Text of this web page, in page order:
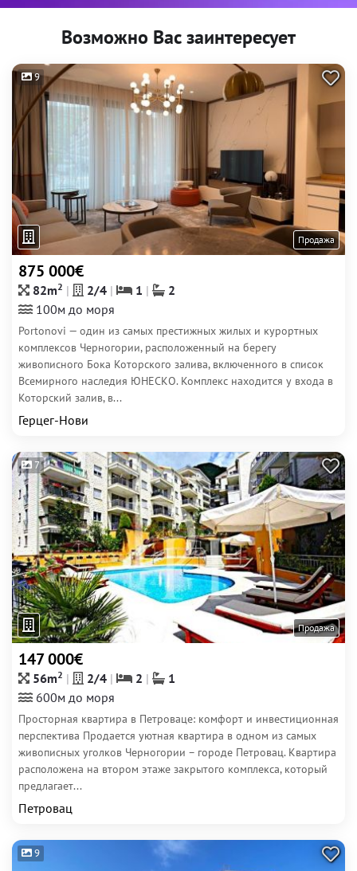
Возможно Вас заинтересует
9
Продажа
875 000€
82m2 2/4 1
2
100м до моря
Portonovi — один из самых престижных жилых и курортных
комплексов Черногории, расположенный на берегу
живописного Бока Которского залива, включенного в список
Всемирного наследия ЮНЕСКО. Комплекс находится у входа в
Которский залив, в...
Герцег-Нови
7
Продажа
147 000€
56m2 2/4 2
1
600м до моря
Просторная квартира в Петроваце: комфорт и инвестиционная
перспектива Продается уютная квартира в одном из самых
живописных уголков Черногории – городе Петровац. Квартира
расположена на втором этаже закрытого комплекса, который
предлагает...
Петровац
9